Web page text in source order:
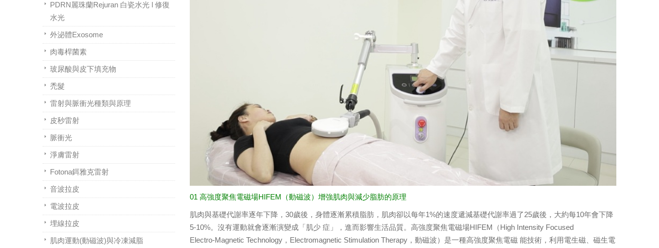
01 高強度聚焦電磁場HIFEM（動磁波）增強肌肉與減少脂肪的原理
肌肉與基礎代謝率逐年下降，30歲後，身體逐漸累積脂肪，肌肉卻以每年1%的速度遞減基礎代謝率過了25歲後，大約每10年會下降
5-10%。沒有運動就會逐漸演變成「肌少 症」，進而影響生活品質。高強度聚焦電磁場HIFEM（High Intensity Focused
Electro-Magnetic Technology，Electromagnetic Stimulation Therapy，動磁波）是一種高強度聚焦電磁 能技術，利用電生磁、磁生電
PDRN麗珠蘭Rejuran 白瓷水光 l 修復
水光
外泌體Exosome
肉毒桿菌素
玻尿酸與皮下填充物
禿髮
雷射與脈衝光種類與原理
皮秒雷射
脈衝光
淨膚雷射
Fotona鉺雅克雷射
音波拉皮
電波拉皮
埋線拉皮
肌肉運動(動磁波)與冷凍減脂